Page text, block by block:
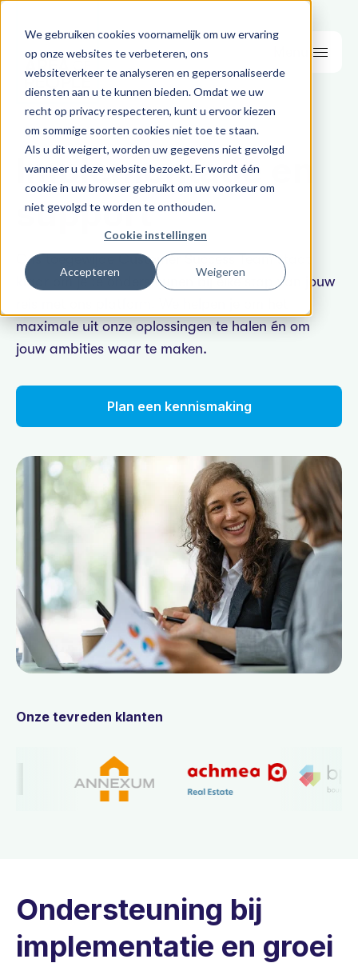
We gebruiken cookies voornamelijk om uw ervaring
op onze websites te verbeteren, ons
websiteverkeer te analyseren en gepersonaliseerde
diensten aan u te kunnen bieden. Omdat we uw
recht op privacy respecteren, kunt u ervoor kiezen
om sommige soorten cookies niet toe te staan.
Als u dit weigert, worden uw gegevens niet gevolgd
wanneer u deze website bezoekt. Er wordt één
cookie in uw browser gebruikt om uw voorkeur om
niet gevolgd te worden te onthouden.
Cookie instellingen
Accepteren Weigeren
Implementatie en
support
Ons toegewijde Customer Success Team staat
klaar om je te ondersteunen bij elke stap van jouw
maximale uit onze oplossingen te halen én om
jouw ambities waar te maken.
Plan een kennismaking
Onze tevreden klanten
Ondersteuning bij
implementatie en groei